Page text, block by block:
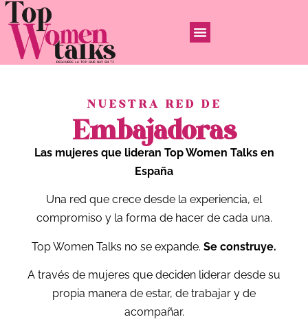
NUESTRA RED DE
Embajadoras
Las mujeres que lideran Top Women Talks en
España
Una red que crece desde la experiencia, el
compromiso y la forma de hacer de cada una.
Top Women Talks no se expande. Se construye.
A través de mujeres que deciden liderar desde su
propia manera de estar, de trabajar y de
acompañar.